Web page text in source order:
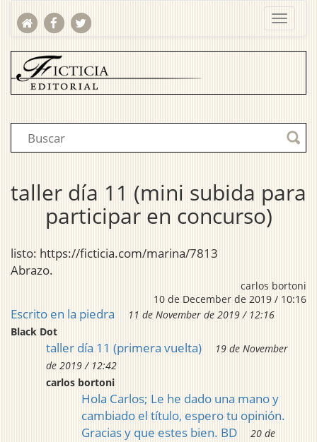
taller día 11 (mini subida para
participar en concurso)
listo: https://ficticia.com/marina/7813
Abrazo.
carlos bortoni
10 de December de 2019 / 10:16
Escrito en la piedra
11 de November de 2019 / 12:16
Black Dot
taller día 11 (primera vuelta)
19 de November
de 2019 / 12:42
carlos bortoni
Hola Carlos; Le he dado una mano y
cambiado el título, espero tu opinión.
Gracias y que estes bien. BD
20 de